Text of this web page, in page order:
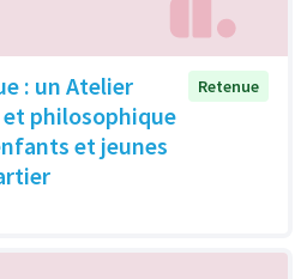
: un Atelier
philosophique
et jeunes
Retenue